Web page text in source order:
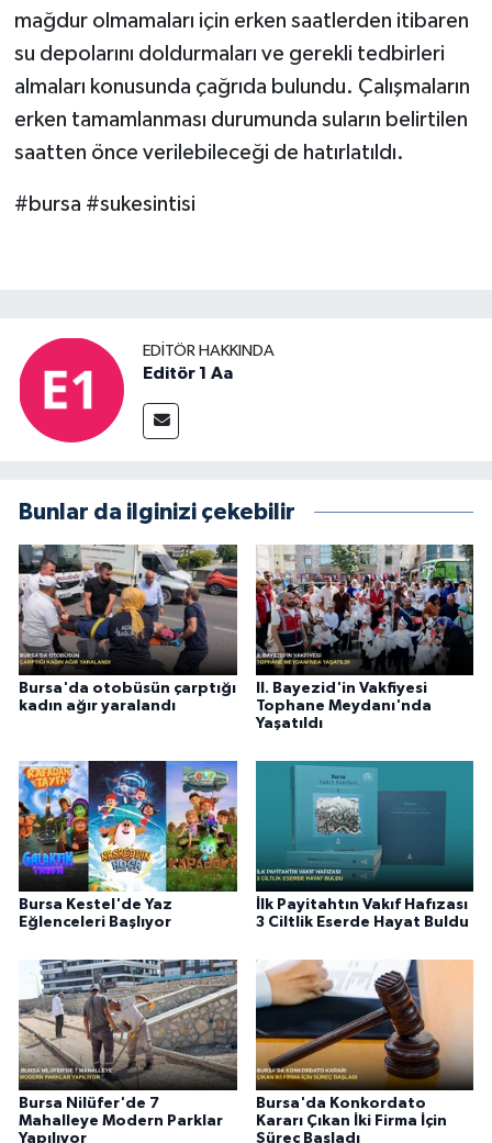
mağdur olmamaları için erken saatlerden itibaren
su depolarını doldurmaları ve gerekli tedbirleri
almaları konusunda çağrıda bulundu. Çalışmaların
erken tamamlanması durumunda suların belirtilen
saatten önce verilebileceği de hatırlatıldı.
#bursa #sukesintisi
EDITÖR HAKKINDA
Editör 1 Aa
Bunlar da ilginizi çekebilir
Bursa'da otobüsün çarptığı
kadın ağır yaralandı
II. Bayezid'in Vakfiyesi
Tophane Meydanı'nda
Yaşatıldı
Bursa Kestel'de Yaz
Eğlenceleri Başlıyor
İlk Payitahtın Vakıf Hafızası
3 Ciltlik Eserde Hayat Buldu
Bursa Nilüfer'de 7
Mahalleye Modern Parklar
Yapılıyor
Bursa'da Konkordato
Kararı Çıkan İki Firma İçin
Süreç Başladı